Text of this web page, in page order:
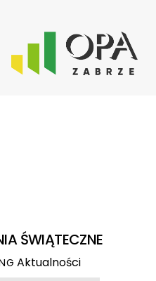
ŚWIĄTECZNE
Aktualności